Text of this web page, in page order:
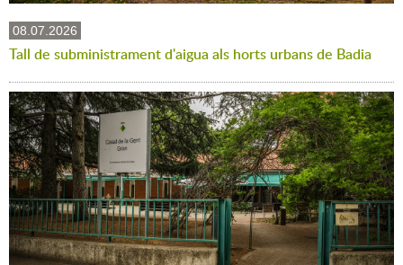
08.07.2026
Tall de subministrament d'aigua als horts urbans de Badia